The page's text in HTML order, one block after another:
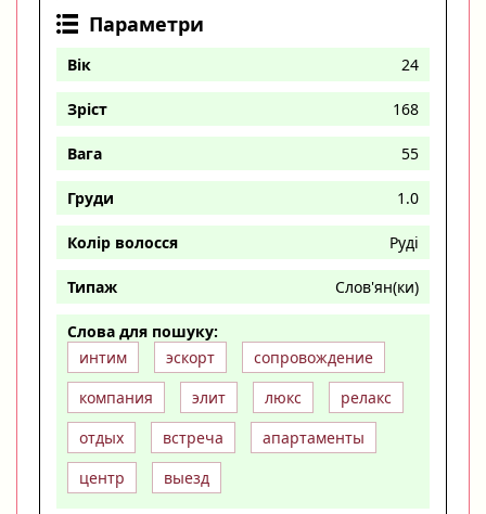
Параметри
Вік 24
Зріст 168
Вага 55
Груди 1.0
Колір волосся Руді
Типаж Слов'ян(ки)
Слова для пошуку:
интим
эскорт
сопровождение
компания
элит люкс
релакс
отдых
встреча
апартаменты
центр
выезд